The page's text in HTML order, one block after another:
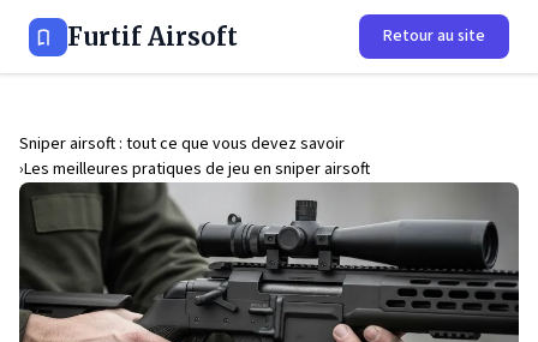
Furtif Airsoft Retour au site
Sniper airsoft : tout ce que vous devez savoir
Les meilleures pratiques de jeu en sniper airsoft